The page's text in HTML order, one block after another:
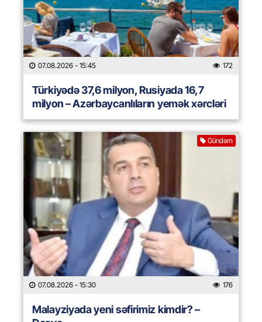
07.08.2026 - 15:45 172
Türkiyədə 37,6 milyon, Rusiyada 16,7
milyon – Azərbaycanlıların yemək xərcləri
Gündəm
07.08.2026 - 15:30 176
Malayziyada yeni səfirimiz kimdir? –